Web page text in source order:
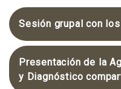
Sesión grupal con
Presentación de la
y Diagnóstico